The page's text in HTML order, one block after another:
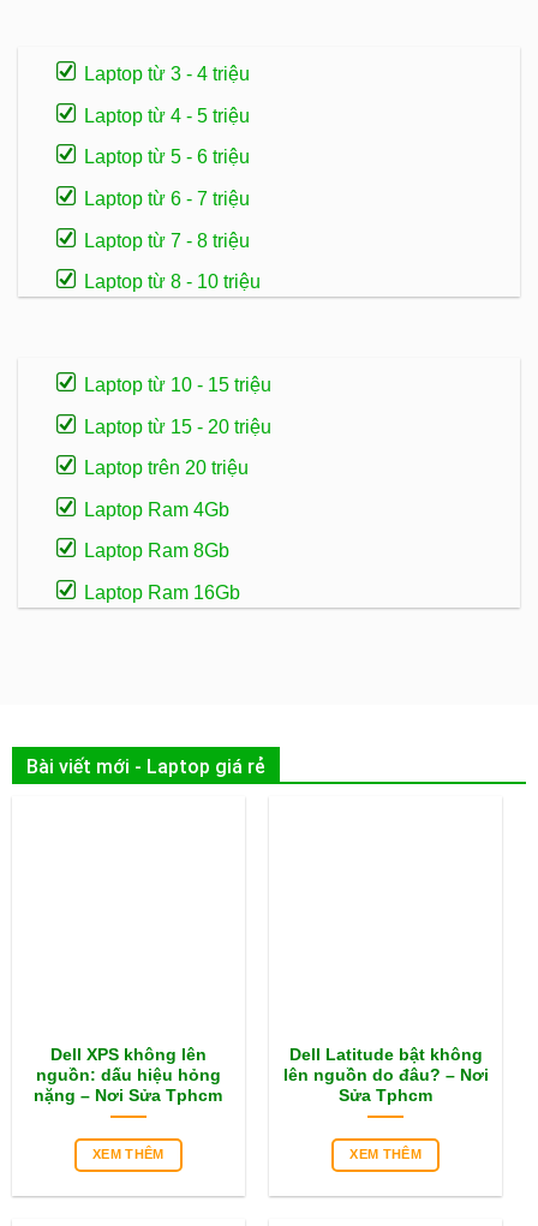
Laptop từ 3 - 4 triệu
Laptop từ 4 - 5 triệu
Laptop từ 5 - 6 triệu
Laptop từ 6 - 7 triệu
Laptop từ 7 - 8 triệu
Laptop từ 8 - 10 triệu
Laptop từ 10 - 15 triệu
Laptop từ 15 - 20 triệu
Laptop trên 20 triệu
Laptop Ram 4Gb
Laptop Ram 8Gb
Laptop Ram 16Gb
Bài viết mới - Laptop giá rẻ
Dell XPS không lên
nguồn: dấu hiệu hỏng
nặng – Nơi Sửa Tphcm
XEM THÊM
Dell Latitude bật không
lên nguồn do đâu? – Nơi
Sửa Tphcm
XEM THÊM